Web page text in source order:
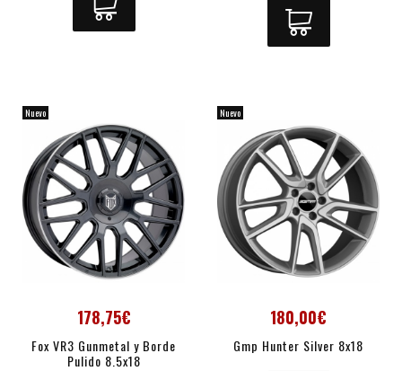
Nuevo
178,75€
Fox VR3 Gunmetal y Borde
Pulido 8.5x18
Nuevo
180,00€
Gmp Hunter Silver 8x18